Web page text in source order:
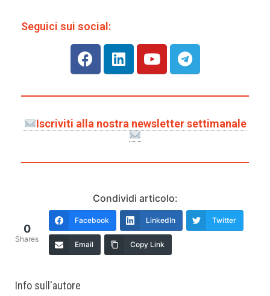
Seguici sui social:
Iscriviti alla nostra newsletter settimanale
Condividi articolo:
0
Shares
Facebook LinkedIn Twitter
Email Copy Link
Info sull'autore